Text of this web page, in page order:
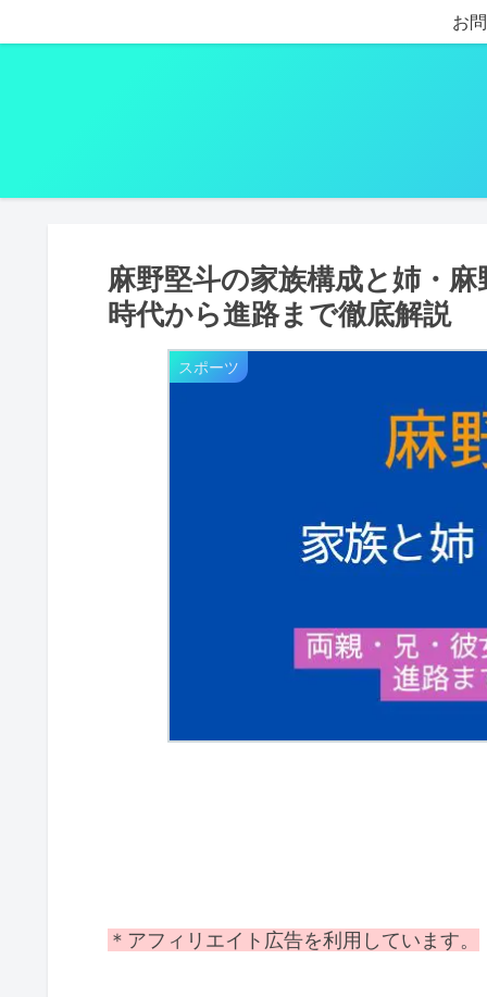
お
麻野堅斗の家族構成と姉・
時代から進路まで徹底解説
スポーツ
＊アフィリエイト広告を利用しています。